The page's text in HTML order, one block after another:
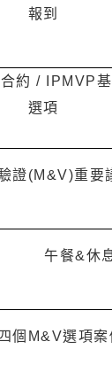
報到
約 / IPMVP
選項
證(M&V)重要
午餐&休
個M&V選項